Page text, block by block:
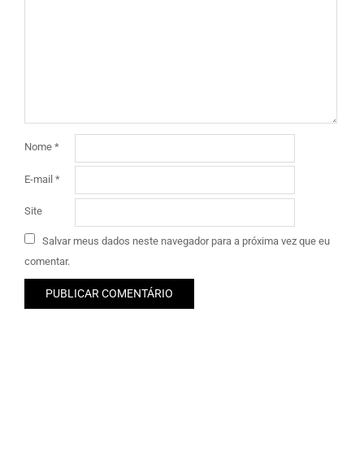
Nome *
E-mail *
Site
Salvar meus dados neste navegador para a próxima vez que eu
comentar.